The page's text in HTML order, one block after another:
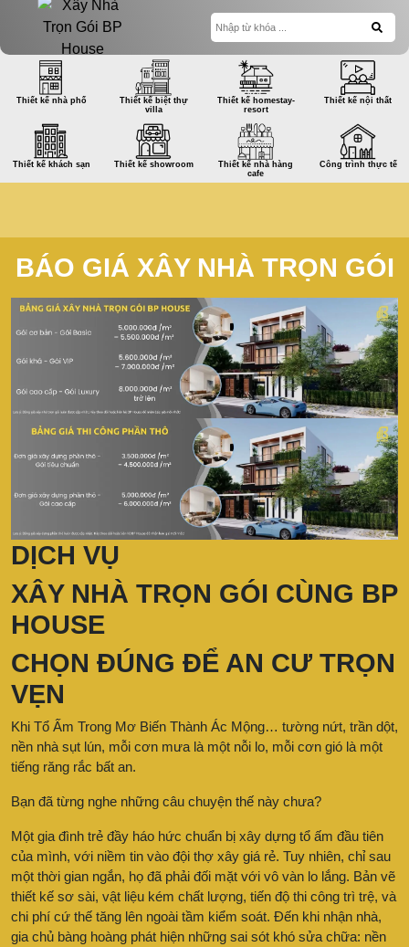
Thiết kế nhà phố
Thiết kế biệt thự
villa
Thiết kế homestay-
resort
Thiết kế nội thất
Thiết kế khách sạn Thiết kế showroom
Thiết kế nhà hàng
cafe
Công trình thực tế
BÁO GIÁ XÂY NHÀ TRỌN GÓI
DỊCH VỤ
XÂY NHÀ TRỌN GÓI CÙNG BP
HOUSE
CHỌN ĐÚNG ĐỂ AN CƯ TRỌN
VẸN
Khi Tổ Ấm Trong Mơ Biến Thành Ác Mộng… tường nứt, trần dột,
nền nhà sụt lún, mỗi cơn mưa là một nỗi lo, mỗi cơn gió là một
tiếng răng rắc bất an.
Bạn đã từng nghe những câu chuyện thế này chưa?
Một gia đình trẻ đầy háo hức chuẩn bị xây dựng tổ ấm đầu tiên
của mình, với niềm tin vào đội thợ xây giá rẻ. Tuy nhiên, chỉ sau
một thời gian ngắn, họ đã phải đối mặt với vô vàn lo lắng. Bản vẽ
thiết kế sơ sài, vật liệu kém chất lượng, tiến độ thi công trì trệ, và
chi phí cứ thế tăng lên ngoài tầm kiểm soát. Đến khi nhận nhà,
gia chủ bàng hoàng phát hiện những sai sót khó sửa chữa: nền